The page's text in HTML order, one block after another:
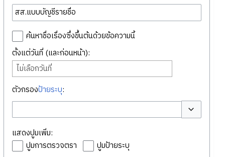
ค้นหาชื่อเรื่องซึ่งขึ้นต้นด้วยข้อความนี้
ตั้งแต่วันที่ (และก่อนหน้า):
ไม่เลือกวันที่
ตัวกรองป้ายระบุ:
สลับตัวเลือก
แสดงปูมเพิ่ม:
ปูมการตรวจตรา
ปูมป้ายระบุ